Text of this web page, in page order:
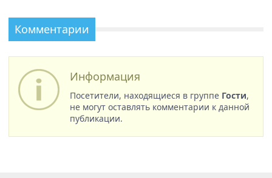
Комментарии
Информация
Посетители, находящиеся в группе Гости,
не могут оставлять комментарии к данной
публикации.